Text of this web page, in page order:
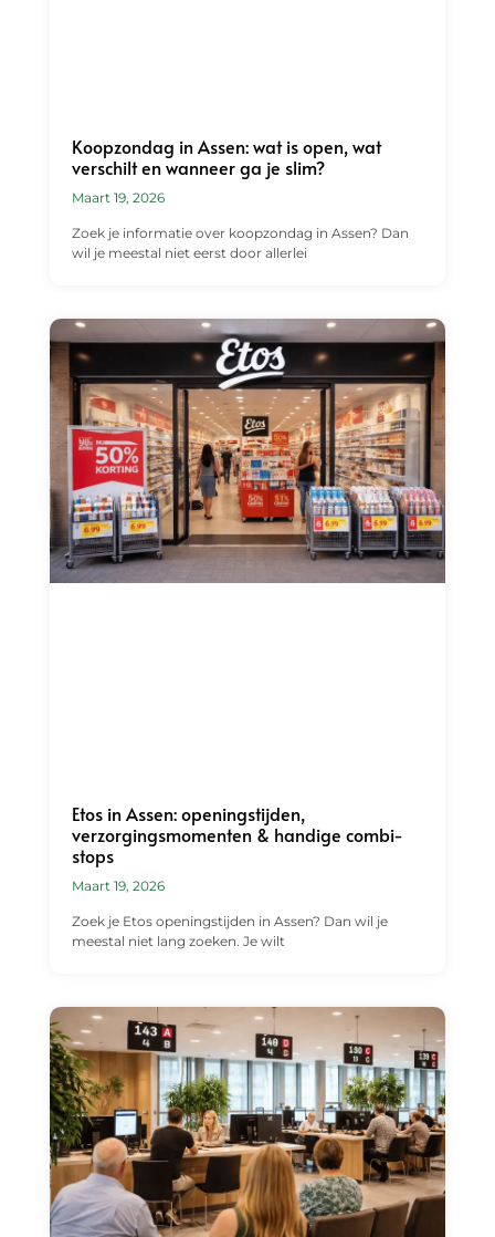
Koopzondag in Assen: wat is open, wat
verschilt en wanneer ga je slim?
Maart 19, 2026
Zoek je informatie over koopzondag in Assen? Dan
wil je meestal niet eerst door allerlei
Etos in Assen: openingstijden,
verzorgingsmomenten & handige combi-
stops
Maart 19, 2026
Zoek je Etos openingstijden in Assen? Dan wil je
meestal niet lang zoeken. Je wilt